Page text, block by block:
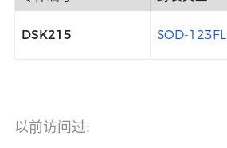
DSK215 SOD-123FL
以前访问过: